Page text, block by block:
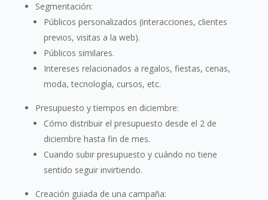
Segmentación:
Públicos personalizados (interacciones, clientes
previos, visitas a la web).
Públicos similares.
Intereses relacionados a regalos, fiestas, cenas,
moda, tecnología, cursos, etc.
Presupuesto y tiempos en diciembre:
Cómo distribuir el presupuesto desde el 2 de
diciembre hasta fin de mes.
Cuando subir presupuesto y cuándo no tiene
sentido seguir invirtiendo.
Creación guiada de una campaña: